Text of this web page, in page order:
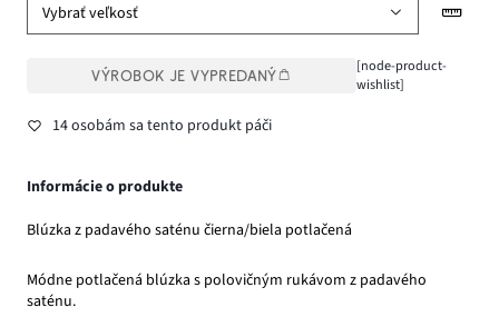
Vybrať veľkosť
VÝROBOK JE VYPREDANÝ
[node-product-
wishlist]
14 osobám sa tento produkt páči
Informácie o produkte
Blúzka z padavého saténu čierna/biela potlačená
Módne potlačená blúzka s polovičným rukávom z padavého
saténu.